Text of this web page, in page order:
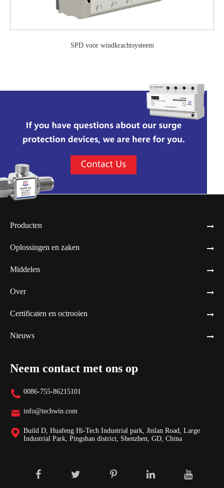
SPD voor windkrachtsysteem
Producten
Oplossingen en zaken
Middelen
Over
Certificaten en octrooien
Nieuws
Neem contact met ons op
 0086-755-86215101
 info@techwin.com
 Build D, Huafeng Hi-Tech Industrial park, Jinlan Road, Large
Industrial Park, Pingshan district, Shenzhen, GD, China